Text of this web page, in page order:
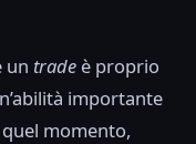
un trade è proprio
importante
momento,